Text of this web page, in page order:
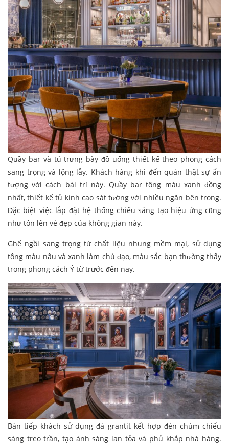
Quầy bar và tủ trưng bày đồ uống thiết kế theo phong cách
sang trọng và lộng lẫy. Khách hàng khi đến quán thật sự ấn
tượng với cách bài trí này. Quầy bar tông màu xanh đồng
nhất, thiết kế tủ kính cao sát tường với nhiều ngăn bên trong.
Đặc biệt việc lắp đặt hệ thống chiếu sáng tạo hiệu ứng cũng
như tôn lên vẻ đẹp của không gian này.
Ghế ngồi sang trọng từ chất liệu nhung mềm mại, sử dụng
tông màu nâu và xanh làm chủ đạo, màu sắc bạn thường thấy
trong phong cách Ý từ trước đến nay.
Bàn tiếp khách sử dụng đá grantit kết hợp đèn chùm chiếu
sáng treo trần, tạo ánh sáng lan tỏa và phủ khắp nhà hàng.